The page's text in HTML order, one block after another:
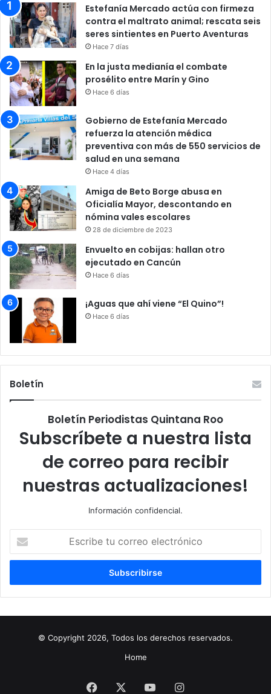
Estefanía Mercado actúa con firmeza
contra el maltrato animal; rescata seis
seres sintientes en Puerto Aventuras
Hace 7 días
En la justa medianía el combate
prosélito entre Marín y Gino
Hace 6 días
Gobierno de Estefanía Mercado
refuerza la atención médica
preventiva con más de 550 servicios de
salud en una semana
Hace 4 días
Amiga de Beto Borge abusa en
Oficialía Mayor, descontando en
nómina vales escolares
28 de diciembre de 2023
Envuelto en cobijas: hallan otro
ejecutado en Cancún
Hace 6 días
¡Aguas que ahí viene “El Quino”!
Hace 6 días
Boletín
Boletín Periodistas Quintana Roo
Subscríbete a nuestra lista
de correo para recibir
nuestras actualizaciones!
Información confidencial.
correo
© Copyright 2026, Todos los derechos reservados.
Home
Facebook YouTubeInstagram